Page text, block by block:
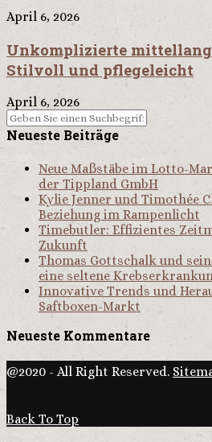
April 6, 2026
Unkomplizierte
Stilvoll und pflegeleicht
April 6, 2026
Neueste Beiträge
Neue Maßstäbe im Lotto-
der Tippland GmbH
Kylie Jenner und Timothée
Beziehung im Rampenlicht
Timebutler: Effizientes
Zukunft
Thomas Gottschalk und
eine seltene
Innovative Trends und
Saftboxen-Markt
Neueste Kommentare
@2020 - All Right Reserved.
Back To Top